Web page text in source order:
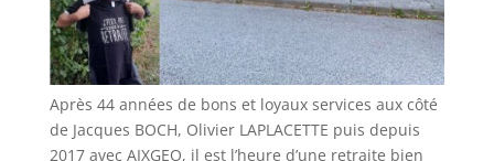
Après 44 années de bons et loyaux services aux côté
de Jacques BOCH, Olivier LAPLACETTE puis depuis
2017 avec AIXGEO, il est l’heure d’une retraite bien